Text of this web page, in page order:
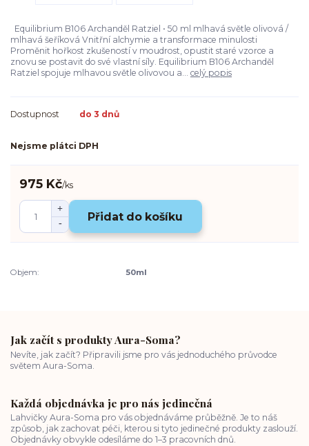
Equilibrium B106 Archanděl Ratziel • 50 ml mlhavá světle olivová /
mlhavá šeříková Vnitřní alchymie a transformace minulosti
Proměnit hořkost zkušeností v moudrost, opustit staré vzorce a
znovu se postavit do své vlastní síly. Equilibrium B106 Archanděl
Ratziel spojuje mlhavou světle olivovou a... celý popis
Dostupnost do 3 dnů
Nejsme plátci DPH
975 Kč/ks
Přidat do košíku
Objem: 50ml
Jak začít s produkty Aura-Soma?
Nevíte, jak začít? Připravili jsme pro vás jednoduchého průvodce
světem Aura-Soma.
Každá objednávka je pro nás jedinečná
Lahvičky Aura-Soma pro vás objednáváme průběžně. Je to náš
způsob, jak zachovat péči, kterou si tyto jedinečné produkty zaslouží.
Objednávky obvykle odesíláme do 1–3 pracovních dnů.